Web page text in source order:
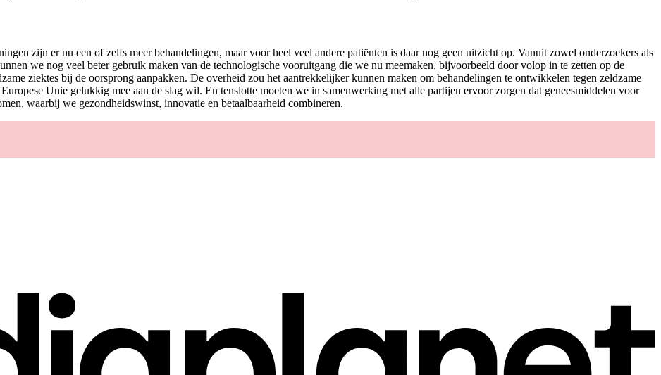
zijn er nu een of zelfs meer behandelingen, maar voor heel veel andere patiënten is daar nog geen uitzicht op. Vanuit zowel onderzoekers als
we nog veel beter gebruik maken van de technologische vooruitgang die we nu meemaken, bijvoorbeeld door volop in te zetten op de
ziektes bij de oorsprong aanpakken. De overheid zou het aantrekkelijker kunnen maken om behandelingen te ontwikkelen tegen zeldzame
Unie gelukkig mee aan de slag wil. En tenslotte moeten we in samenwerking met alle partijen ervoor zorgen dat geneesmiddelen voor
waarbij we gezondheidswinst, innovatie en betaalbaarheid combineren.